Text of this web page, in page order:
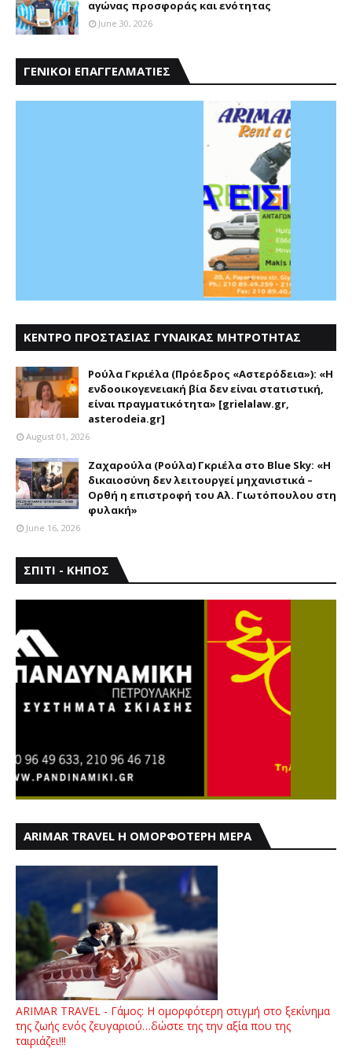
αγώνας προσφοράς και ενότητας
June 30, 2026
ΓΕΝΙΚΟΙ ΕΠΑΓΓΕΛΜΑΤΙΕΣ
ΚΕΝΤΡΟ ΠΡΟΣΤΑΣΙΑΣ ΓΥΝΑΙΚΑΣ ΜΗΤΡΟΤΗΤΑΣ
Ρούλα Γκριέλα (Πρόεδρος «Αστερόδεια»): «Η
ενδοοικογενειακή βία δεν είναι στατιστική,
είναι πραγματικότητα» [grielalaw.gr,
asterodeia.gr]
August 01, 2026
Ζαχαρούλα (Ρούλα) Γκριέλα στο Blue Sky: «Η
δικαιοσύνη δεν λειτουργεί μηχανιστικά –
Ορθή η επιστροφή του Αλ. Γιωτόπουλου στη
φυλακή»
June 16, 2026
ΣΠΙΤΙ - ΚΗΠΟΣ
ARIMAR TRAVEL Η ΟΜΟΡΦΟΤΕΡΗ ΜΕΡΑ
ARIMAR TRAVEL - Γάμος: Η ομορφότερη στιγμή στο ξεκίνημα
της ζωής ενός ζευγαριού…δώστε της την αξία που της
ταιριάζει!!!